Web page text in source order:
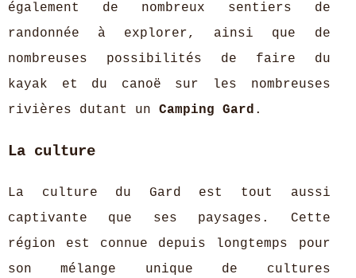
également de nombreux sentiers de
randonnée à explorer, ainsi que de
nombreuses possibilités de faire du
kayak et du canoë sur les nombreuses
rivières dutant un Camping Gard .
La culture
La culture du Gard est tout aussi
captivante que ses paysages. Cette
région est connue depuis longtemps pour
son mélange unique de cultures